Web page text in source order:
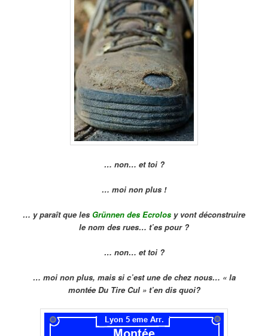
… non… et toi ?
… moi non plus !
… y paraît que les Grünnen des Ecrolos y vont déconstruire
le nom des rues… t’es pour ?
… non… et toi ?
… moi non plus, mais si c’est une de chez nous… « la
montée Du Tire Cul » t’en dis quoi?